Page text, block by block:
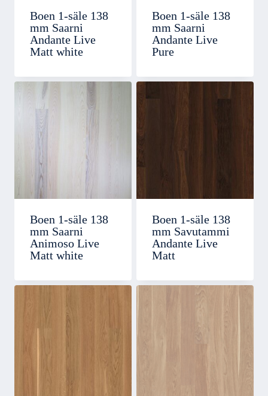
Boen 1-säle 138
mm Saarni
Andante Live
Matt white
Boen 1-säle 138
mm Saarni
Andante Live
Pure
Boen 1-säle 138
mm Saarni
Animoso Live
Matt white
Boen 1-säle 138
mm Savutammi
Andante Live
Matt